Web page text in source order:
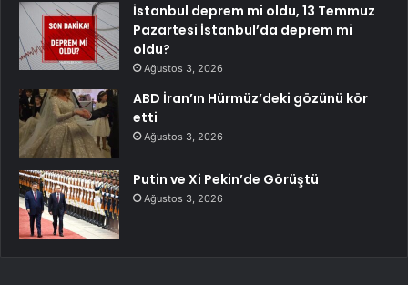
İstanbul deprem mi oldu, 13 Temmuz
Pazartesi İstanbul’da deprem mi
oldu?
Ağustos 3, 2026
ABD İran’ın Hürmüz’deki gözünü kör
etti
Ağustos 3, 2026
Putin ve Xi Pekin’de Görüştü
Ağustos 3, 2026